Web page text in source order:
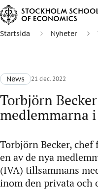
Startsida Nyheter
News 21 dec. 2022
Torbjörn
medlemmarna
Torbjörn Becker,
en av de nya
(IVA) tillsammans
inom den privata och